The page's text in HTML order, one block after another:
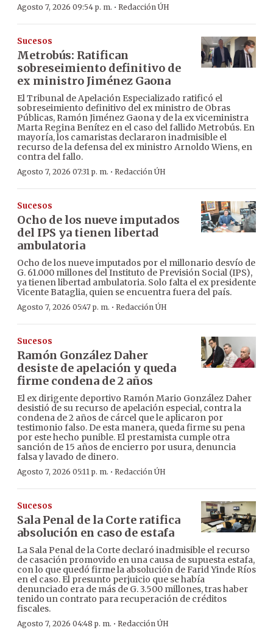
Agosto 7, 2026 09:54 p. m. · Redacción ÚH
Sucesos
Metrobús: Ratifican
sobreseimiento definitivo de
ex ministro Jiménez Gaona
El Tribunal de Apelación Especializado ratificó el
sobreseimiento definitivo del ex ministro de Obras
Públicas, Ramón Jiménez Gaona y de la ex viceministra
Marta Regina Benítez en el caso del fallido Metrobús. En
mayoría, los camaristas declararon inadmisible el
recurso de la defensa del ex ministro Arnoldo Wiens, en
contra del fallo.
Agosto 7, 2026 07:31 p. m. · Redacción ÚH
Sucesos
Ocho de los nueve imputados
del IPS ya tienen libertad
ambulatoria
Ocho de los nueve imputados por el millonario desvío de
G. 61.000 millones del Instituto de Previsión Social (IPS),
ya tienen libertad ambulatoria. Solo falta el ex presidente
Vicente Bataglia, quien se encuentra fuera del país.
Agosto 7, 2026 05:47 p. m. · Redacción ÚH
Sucesos
Ramón González Daher
desiste de apelación y queda
firme condena de 2 años
El ex dirigente deportivo Ramón Mario González Daher
desistió de su recurso de apelación especial, contra la
condena de 2 años de cárcel que le aplicaron por
testimonio falso. De esta manera, queda firme su pena
por este hecho punible. El prestamista cumple otra
sanción de 15 años de encierro por usura, denuncia
falsa y lavado de dinero.
Agosto 7, 2026 05:11 p. m. · Redacción ÚH
Sucesos
Sala Penal de la Corte ratifica
absolución en caso de estafa
La Sala Penal de la Corte declaró inadmisible el recurso
de casación promovido en una causa de supuesta estafa,
con lo que quedó firme la absolución de Farid Yinde Ríos
en el caso. El presunto perjuicio que se había
denunciado era de más de G. 3.500 millones, tras haber
tenido un contrato para recuperación de créditos
fiscales.
Agosto 7, 2026 04:48 p. m. · Redacción ÚH